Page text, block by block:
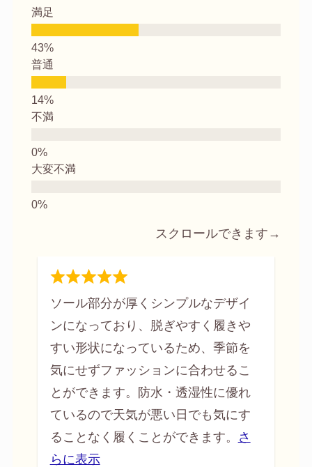
満足
普通
不満
大変不満
スクロールできます→
ソール部分が厚くシンプルなデザイ
ンになっており、脱ぎやすく履きや
すい形状になっているため、季節を
気にせずファッションに合わせるこ
とができます。防水・透湿性に優れ
ているので天気が悪い日でも気にす
ること なく履くことができます。
さ
らに表示